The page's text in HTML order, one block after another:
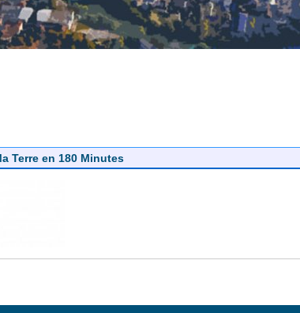
Terre en 180 Minutes